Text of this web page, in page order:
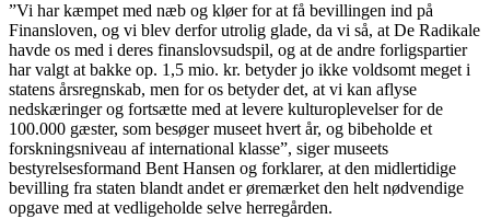
”Vi har kæmpet med næb og kløer for at få bevillingen ind på
Finansloven, og vi blev derfor utrolig glade, da vi så, at De Radikale
havde os med i deres finanslovsudspil, og at de andre forligspartier
har valgt at bakke op. 1,5 mio. kr. betyder jo ikke voldsomt meget i
statens årsregnskab, men for os betyder det, at vi kan aflyse
nedskæringer og fortsætte med at levere kulturoplevelser for de
100.000 gæster, som besøger museet hvert år, og bibeholde et
forskningsniveau af international klasse”, siger museets
bestyrelsesformand Bent Hansen og forklarer, at den midlertidige
bevilling fra staten blandt andet er øremærket den helt nødvendige
opgave med at vedligeholde selve herregården.